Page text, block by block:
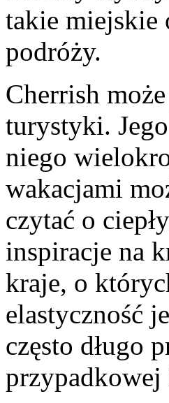
takie miejskie
podróży.
Cherrish
turystyki.
niego
wakacjami
czytać o
inspiracje na
kraje, o
elastyczność
często długo